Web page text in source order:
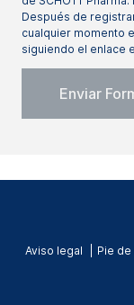
Después de
cualquier momento
siguiendo el enlace
Aviso legal Pie